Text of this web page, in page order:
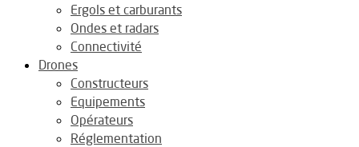
Ergols et carburants
Ondes et radars
Connectivité
Drones
Constructeurs
Equipements
Opérateurs
Réglementation